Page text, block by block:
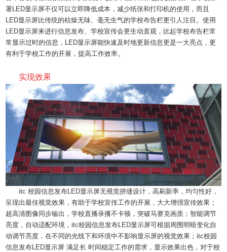
署LED显示屏不仅可以立即降低成本，减少纸张和打印机的使用，而且
LED显示屏比传统的枯燥无味、毫无生气的学校布告栏更引人注目。使用
LED显示屏来进行信息发布、学校宣传会更生动直观，比起学校布告栏常
常显示过时的信息，LED显示屏能快速及时地更新信息更是一大亮点，更
有利于学校工作的开展，提高工作效率。
实现效果
itc 校园信息发布LED显示屏无视觉拼缝设计，高刷新率，均匀性好，
呈现出最佳视觉效果，有助于学校宣传工作的开展，大大增强宣传效果；
超高清图像同步输出，学校直播录播不卡顿，突破马赛克画质；智能调节
亮度，自动适配环境，itc校园信息发布LED显示屏可根据周围明暗变化自
动调节亮度，在不同的光线下和环境中不影响显示屏的视觉效果；itc校园
信息发布LED显示屏 满足长 时间稳定工作的需求，显示效果出色，对于校